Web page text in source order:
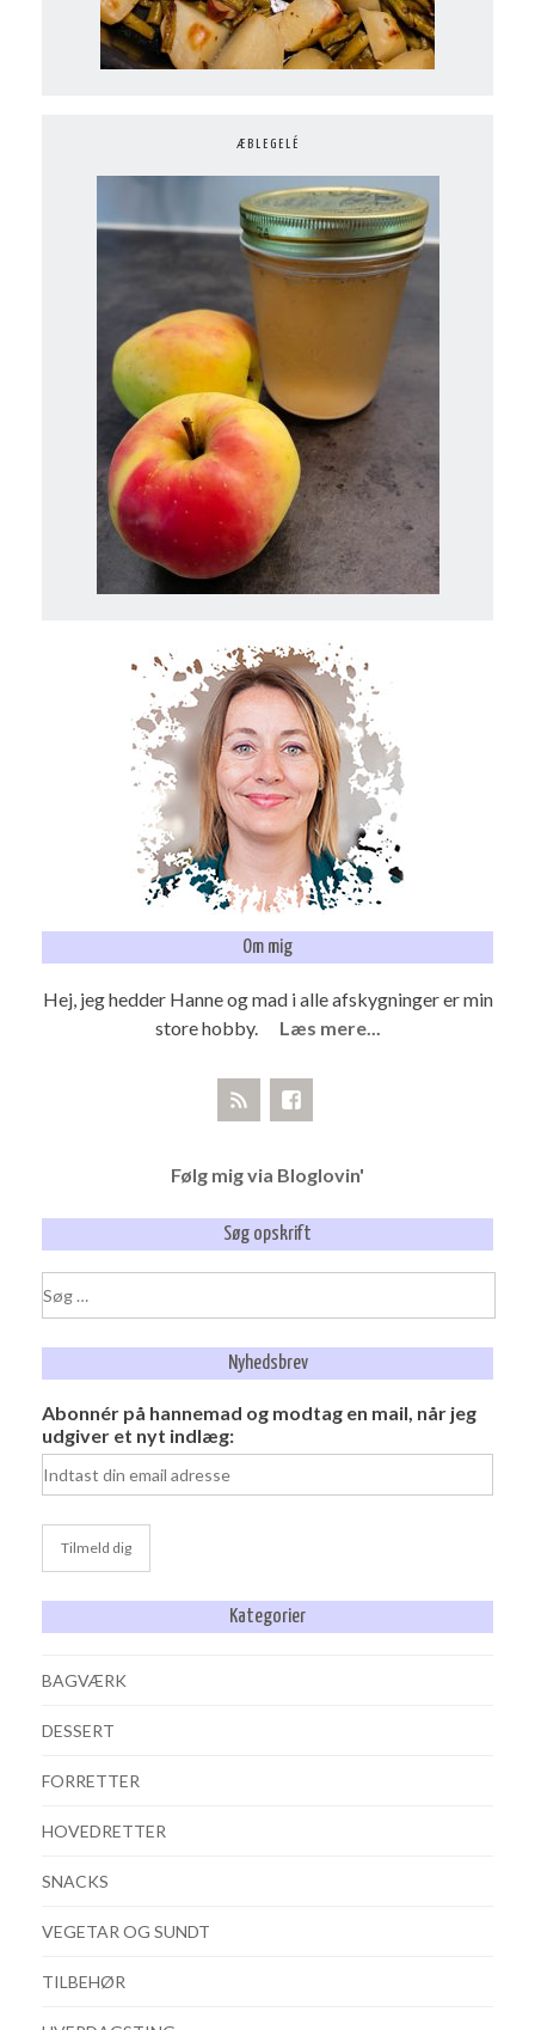
ÆBLEGELÉ
Om mig
Hej, jeg hedder Hanne og mad i alle afskygninger er min
store hobby. Læs mere...
Følg mig via Bloglovin'
Søg opskrift
Søg
efter:
Nyhedsbrev
Abonnér på hannemad og modtag en mail, når jeg
udgiver et nyt indlæg:
Kategorier
BAGVÆRK
DESSERT
FORRETTER
HOVEDRETTER
SNACKS
VEGETAR OG SUNDT
TILBEHØR